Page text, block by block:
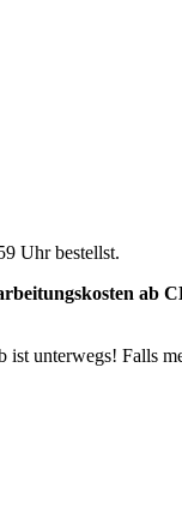
Uhrbestellst.
ab
unterwegs! Falls